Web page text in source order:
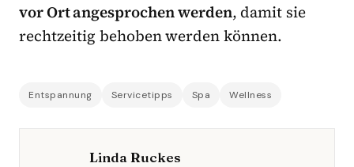
vor Ort angesprochen werden, damit sie
rechtzeitig behoben werden können.
Entspannung Servicetipps Spa Wellness
Linda Ruckes